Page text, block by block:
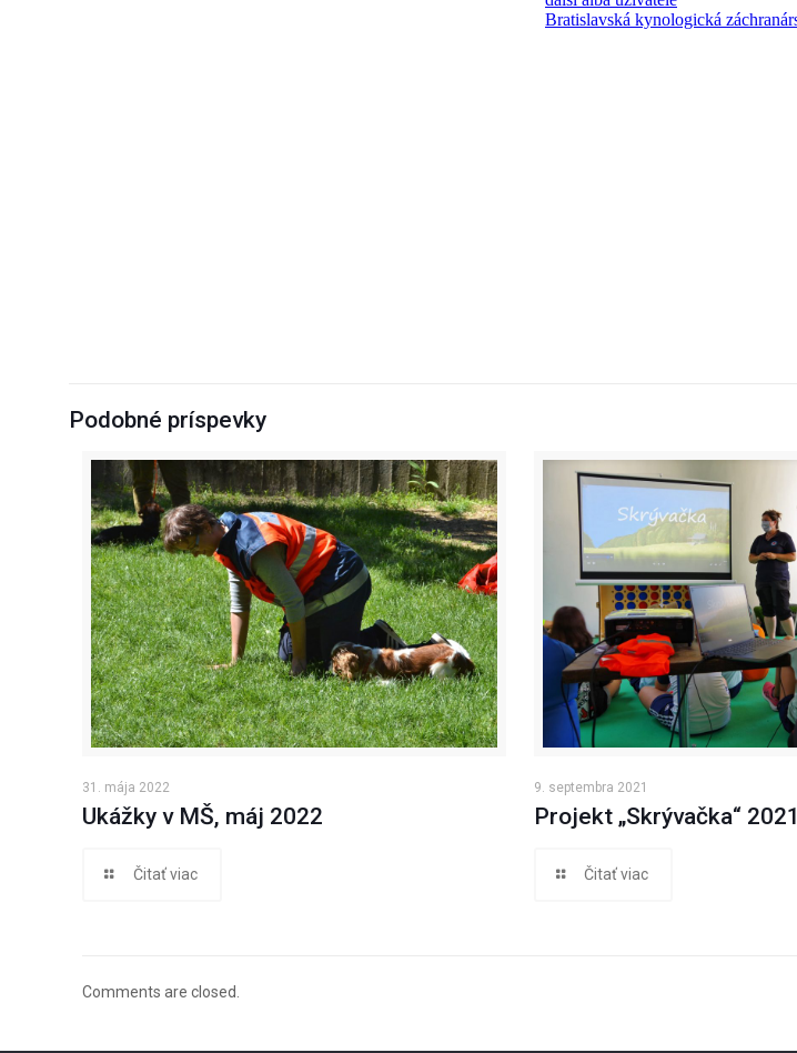
Podobné príspevky
31. mája 2022
Ukážky v MŠ, máj 2022
Čitať viac
9. septembra 2021
Projekt „Skrývačka“ 2021
Čitať viac
Comments are closed.